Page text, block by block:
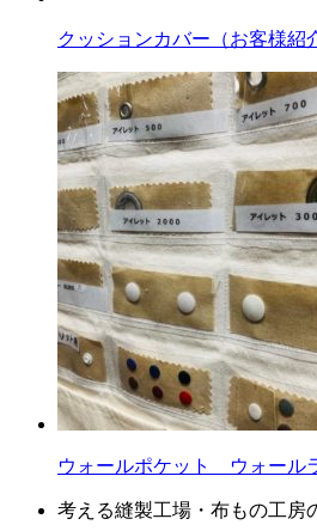
クッションカバー（お客様紹
ウォールポケット ウォール
考える縫製工場・布もの工房